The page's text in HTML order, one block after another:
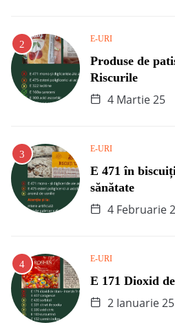
E-URI
Produse de
Riscurile
4 Martie 25
E-URI
E 471 în
sănătate
4 Februarie
E-URI
E 171 Dioxid
2 Ianuarie 25